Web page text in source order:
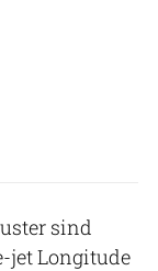
sind
jet Longitude